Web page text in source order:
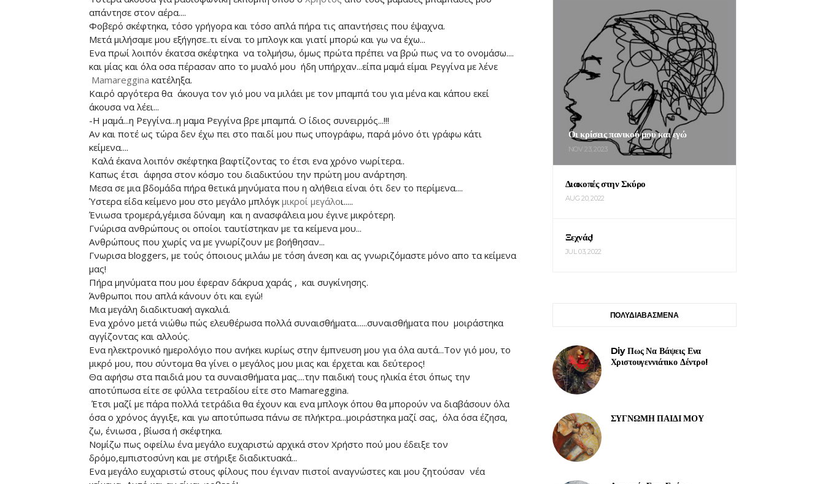
απάντησε στον αέρα....
Φοβερό σκέφτηκα, τόσο γρήγορα και τόσο απλά πήρα τις απαντήσεις που έψαχνα.
Μετά μιλήσαμε μου εξήγησε..τι είναι το μπλογκ και γιατί μπορώ και γω να έχω...
Ενα πρωί λοιπόν έκατσα σκέφτηκα να τολμήσω, όμως πρώτα πρέπει να βρώ πως να το ονομάσω....
και μίας και όλα οσα πέρασαν απο το μυαλό μου ήδη υπήρχαν...είπα μαμά είμαι Ρεγγίνα με λένε
Mamareggina κατέληξα.
Καιρό αργότερα θα άκουγα τον γιό μου να μιλάει με τον μπαμπά του για μένα και κάπου εκεί
άκουσα να λέει...
-Η μαμά...η Ρεγγίνα...η μαμα Ρεγγίνα βρε μπαμπά. Ο ίδιος συνειρμός...!!!
Αν και ποτέ ως τώρα δεν έχω πει στο παιδί μου πως υπογράφω, παρά μόνο ότι γράφω κάτι
κείμενα....
Καλά έκανα λοιπόν σκέφτηκα βαφτίζοντας το έτσι ενα χρόνο νωρίτερα..
Καπως έτσι άφησα στον κόσμο του διαδικτύου την πρώτη μου ανάρτηση.
Μεσα σε μια βδομάδα πήρα θετικά μηνύματα που η αλήθεια είναι ότι δεν το περίμενα....
Ύστερα είδα κείμενο μου στο μεγάλο μπλόγκ μικροί μεγάλοι.....
Ένιωσα τρομερά,γέμισα δύναμη και η ανασφάλεια μου έγινε μικρότερη.
Γνώρισα ανθρώπους οι οποίοι ταυτίστηκαν με τα κείμενα μου...
Ανθρώπους που χωρίς να με γνωρίζουν με βοήθησαν...
Γνωρισα bloggers, με τούς όποιους μιλάω με τόση άνεση και ας γνωριζόμαστε μόνο απο τα κείμενα
μας!
Πήρα μηνύματα που μου έφεραν δάκρυα χαράς , και συγκίνησης.
Άνθρωποι που απλά κάνουν ότι και εγώ!
Μια μεγάλη διαδικτυακή αγκαλιά.
Ενα χρόνο μετά νιώθω πώς ελευθέρωσα πολλά συναισθήματα......συναισθήματα που μοιράστηκα
αγγίζοντας και αλλούς.
Ενα ηλεκτρονικό ημερολόγιο που ανήκει κυρίως στην έμπνευση μου για όλα αυτά...Τον γιό μου, το
μικρό μου, που σύντομα θα γίνει ο μεγάλος μου μιας και έρχεται και δεύτερος!
Θα αφήσω στα παιδιά μου τα συναισθήματα μας....την παιδική τους ηλικία έτσι όπως την
αποτύπωσα είτε σε φύλλα τετραδίου είτε στο Mamareggina.
Έτσι μαζί με πάρα πολλά τετράδια θα έχουν και ενα μπλογκ όπου θα μπορούν να διαβάσουν όλα
όσα ο χρόνος άγγιξε, και γω αποτύπωσα πάνω σε πλήκτρα...μοιράστηκα μαζί σας, όλα όσα έζησα,
ζω, ένιωσα , βίωσα ή σκέφτηκα.
Νομίζω πως οφείλω ένα μεγάλο ευχαριστώ αρχικά στον Χρήστο πού μου έδειξε τον
δρόμο,εμπιστοσύνη και με στήριξε διαδικτυακά...
Ενα μεγάλο ευχαριστώ στους φίλους που έγιναν πιστοί αναγνώστες και μου ζητούσαν νέα
Οι κρίσεις πανικού μου και εγώ
NOV 23, 2023
Διακοπές στην Σκύρο
AUG 20, 2022
Ξεχνάς!
JUL 03, 2022
ΠΟΛΥΔΙΑΒΑΣΜΕΝΑ
Diy Πως Να Βάψεις Ενα
Χριστουγεννιάτικο Δέντρο!
ΣΥΓΝΩΜΗ ΠΑΙΔΙ ΜΟΥ